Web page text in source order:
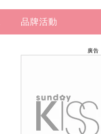
品牌活動
廣告